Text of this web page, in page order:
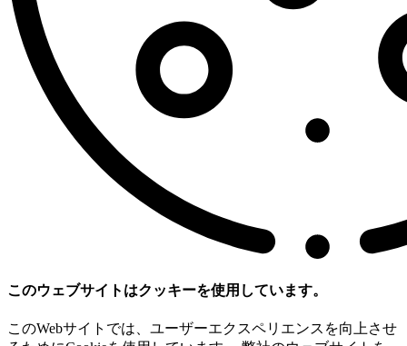
このウェブサイトはクッキーを使用しています。
このWebサイトでは、ユーザーエクスペリエンスを向上させ